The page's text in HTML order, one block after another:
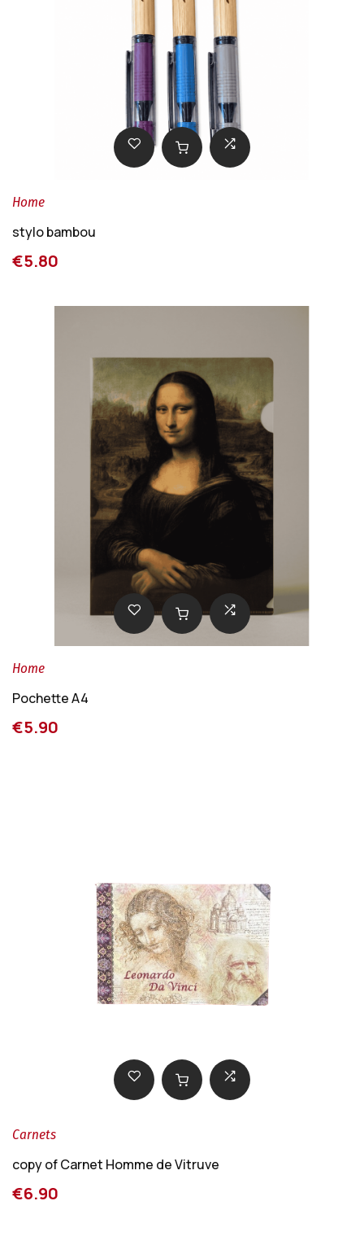
Home
stylo bambou
€5.80
Home
Pochette A4
€5.90
Carnets
copy of Carnet Homme de Vitruve
€6.90